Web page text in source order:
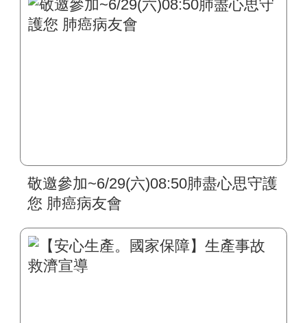
敬邀參加~6/29(六)08:50肺盡心思守護
您 肺癌病友會